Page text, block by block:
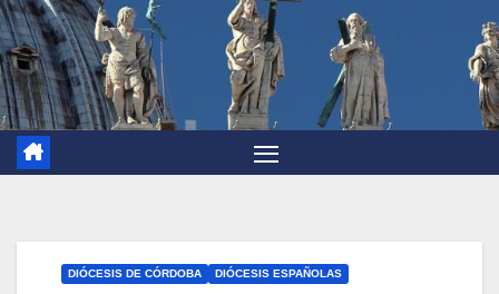
DIÓCESIS DE CÓRDOBA DIÓCESIS ESPAÑOLAS